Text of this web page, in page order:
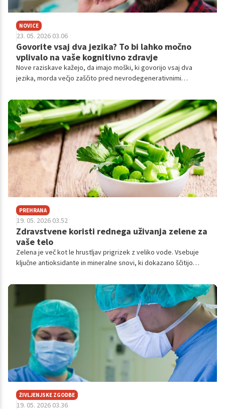
NOVICE
23. 05. 2026 03.06
Govorite vsaj dva jezika? To bi lahko močno
vplivalo na vaše kognitivno zdravje
Nove raziskave kažejo, da imajo moški, ki govorijo vsaj dva
jezika, morda večjo zaščito pred nevrodegenerativnimi
PREHRANA
19. 05. 2026 03.52
Zdravstvene koristi rednega uživanja zelene za
vaše telo
Zelena je več kot le hrustljav prigrizek z veliko vode. Vsebuje
ključne antioksidante in mineralne snovi, ki dokazano ščitijo
obvladovanju kroničnih vnetij v telesu.
ŽIVLJENJSKE ZGODBE
19. 05. 2026 03.36